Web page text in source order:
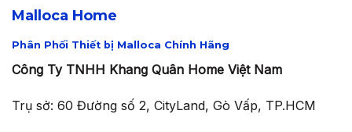
Malloca Home
Phân Phối Thiết bị Malloca Chính Hãng
Công Ty TNHH Khang Quân Home Việt Nam
Trụ sở: 60 Đường số 2, CityLand, Gò Vấp, TP.HCM